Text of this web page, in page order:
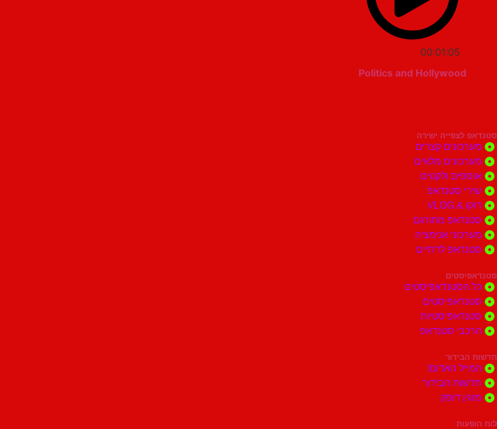
00:01:05
Politics and Hollywood
סטנדאפ לצפייה ישירה
מערכונים קצרים
מערכונים מלאים
אוספים ולקטים
שירי סטנדאפ
דוקו & VLOG
סטנדאפ מתורגם
מערכוני אנימציה
סטנדאפ לדתיים
סטנדאפיסטים
כל הסטנדאפיסטים
סטנדאפיסטים
סטנדאפיסטיות
הרכבי סטנדאפ
חדשות הבידור
המייל האדום!
חדשות הבידור
מזגין דופק
לוח הופעות